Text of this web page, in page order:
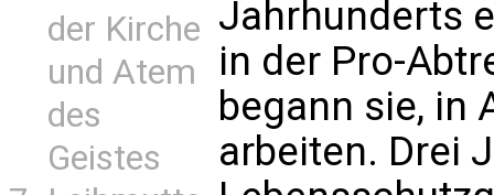
der Kirche
und Atem
des
Geistes
Jahrhunderts
in der Pro-
begann sie, in
arbeiten. Drei